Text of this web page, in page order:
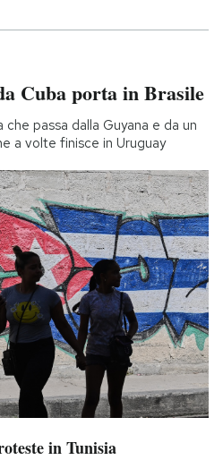
Cuba porta in Brasile
passa dalla Guyana e da un
a volte finisce in Uruguay
in Tunisia